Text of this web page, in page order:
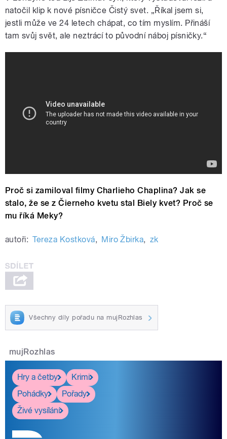
natočil klip k nové písničce Čistý svet. „Říkal jsem si,
jestli může ve 24 letech chápat, co tím myslím. Přináší
tam svůj svět, ale neztrácí to původní náboj písničky.“
Proč si zamiloval filmy Charlieho Chaplina? Jak se
stalo, že se z Čierneho kvetu stal Biely kvet? Proč se
mu říká Meky?
autoři: Tereza Kostková, Miro Žbirka, zk
Všechny díly pořadu na mujRozhlas
mujRozhlas
Hry a četby
Krimi
Pohádky
Pořady
Živé vysílání